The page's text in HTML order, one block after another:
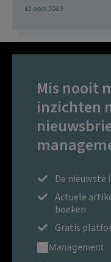
12 april 2019
Mis nooit
inzichten
De nieuwste
Actuele
boeken
Gratis
Management